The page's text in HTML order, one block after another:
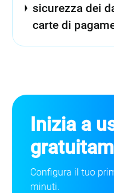
sicurezza dei
carte di
Inizia a
Configura il tuo
minuti.